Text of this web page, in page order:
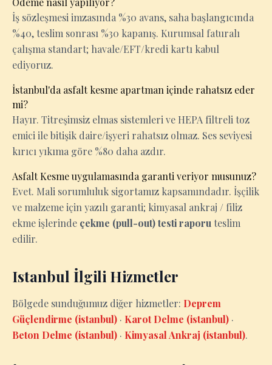
İş sözleşmesi imzasında %30 avans, saha başlangıcında
%40, teslim sonrası %30 kapanış. Kurumsal faturalı
çalışma standart; havale/EFT/kredi kartı kabul
ediyoruz.
İstanbul'da asfalt kesme apartman içinde rahatsız eder
mi?
Hayır. Titreşimsiz elmas sistemleri ve HEPA filtreli toz
emici ile bitişik daire/işyeri rahatsız olmaz. Ses seviyesi
kırıcı yıkıma göre %80 daha azdır.
Asfalt Kesme uygulamasında garanti veriyor musunuz?
Evet. Mali sorumluluk sigortamız kapsamındadır. İşçilik
ve malzeme için yazılı garanti; kimyasal ankraj / filiz
ekme işlerinde çekme (pull-out) testi raporu teslim
edilir.
Istanbul İlgili Hizmetler
Bölgede sunduğumuz diğer hizmetler: Deprem
Güçlendirme (istanbul) · Karot Delme (istanbul) ·
Beton Delme (istanbul) · Kimyasal Ankraj (istanbul).